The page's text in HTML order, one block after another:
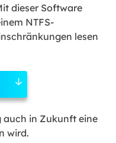
dieser Software
NTFS-
lesen
auch in Zukunft eine
wird.